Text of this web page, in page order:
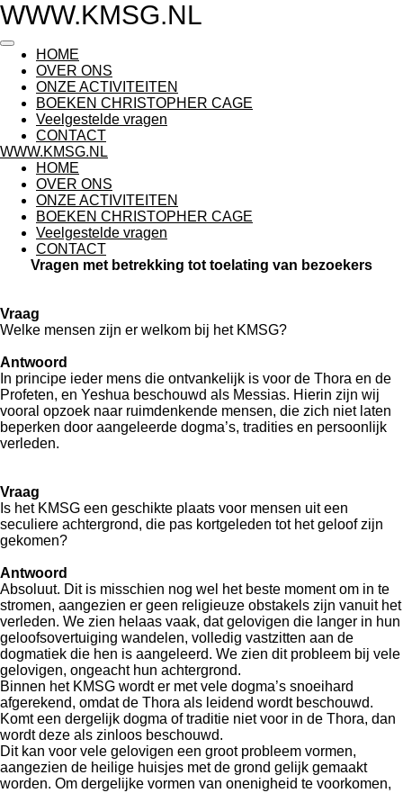
Ga
naar
hoofdinhoud
WWW.KMSG.NL
HOME
OVER ONS
ONZE ACTIVITEITEN
BOEKEN CHRISTOPHER CAGE
Veelgestelde vragen
CONTACT
WWW.KMSG.NL
HOME
OVER ONS
ONZE ACTIVITEITEN
BOEKEN CHRISTOPHER CAGE
Veelgestelde vragen
CONTACT
Vragen met betrekking tot toelating van bezoekers
Vraag
Welke mensen zijn er welkom bij het KMSG?
Antwoord
In principe ieder mens die ontvankelijk is voor de Thora en de
Profeten, en Yeshua beschouwd als Messias. Hierin zijn wij
vooral opzoek naar ruimdenkende mensen, die zich niet laten
beperken door aangeleerde dogma’s, tradities en persoonlijk
verleden.
Vraag
Is het KMSG een geschikte plaats voor mensen uit een
seculiere achtergrond, die pas kortgeleden tot het geloof zijn
gekomen?
Antwoord
Absoluut. Dit is misschien nog wel het beste moment om in te
stromen, aangezien er geen religieuze obstakels zijn vanuit het
verleden. We zien helaas vaak, dat gelovigen die langer in hun
geloofsovertuiging wandelen, volledig vastzitten aan de
dogmatiek die hen is aangeleerd. We zien dit probleem bij vele
gelovigen, ongeacht hun achtergrond.
Binnen het KMSG wordt er met vele dogma’s snoeihard
afgerekend, omdat de Thora als leidend wordt beschouwd.
Komt een dergelijk dogma of traditie niet voor in de Thora, dan
wordt deze als zinloos beschouwd.
Dit kan voor vele gelovigen een groot probleem vormen,
aangezien de heilige huisjes met de grond gelijk gemaakt
worden. Om dergelijke vormen van onenigheid te voorkomen,